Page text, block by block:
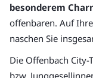
besonderem
offenbaren. Auf
naschen Sie
Die Offenbach
bzw.